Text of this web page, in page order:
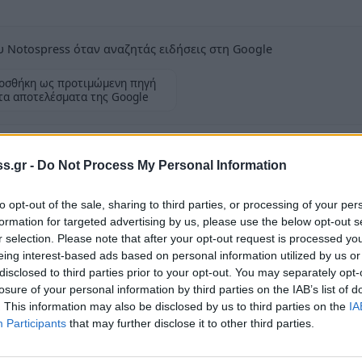
- Do Not Process My Personal Information
opt-out of the sale, sharing to third parties, or processing of your
for targeted advertising by us, please use the below opt-out
selection. Please note that after your opt-out request is processed
interest-based ads based on personal information utilized by us
to third parties prior to your opt-out. You may separately
of your personal information by third parties on the IAB’s list of
This information may also be disclosed by us to third parties on the
Participants that may further disclose it to other third parties.
όταν αναζητάς ειδήσεις στη Google
ως προτιμώμενη πηγή
αποτελέσματα της Google
των Νοσοκομείων Σπάρτης και Μολάων,
Μυστρά, κατά την ώρα λειτουργίας του
της ηλεκτρονικής
της υπηρεσίας του προς την κ.
Τζανετέα για την προσωπική δωρεά εκ